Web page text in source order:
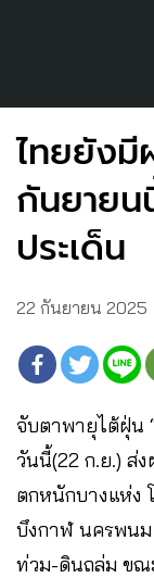
ไทยยัง
กันยาย
ประเด็น
22 กันยายน 2025
จับตาพายุไต้ฝุ่น
วันนี้(22 ก.ย.) ส่
ตกหนักบางแห่ง
บึงกาฬ นครพนม
ท่วม-ดินถล่ม ขณ